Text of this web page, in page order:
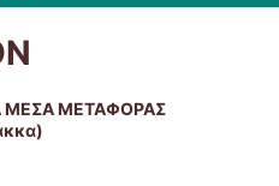
ΜΕΣΑ ΜΕΤΑΦΟΡΑΣ